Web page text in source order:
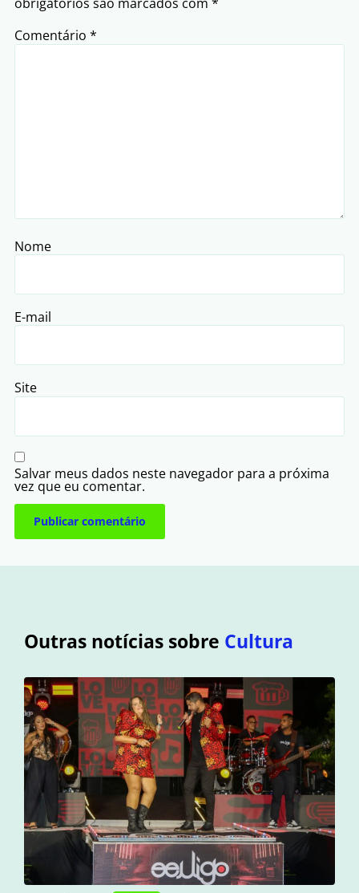
Comentário *
Nome
E-mail
Site
Salvar meus dados neste navegador para a próxima
vez que eu comentar.
Outras notícias sobre Cultura